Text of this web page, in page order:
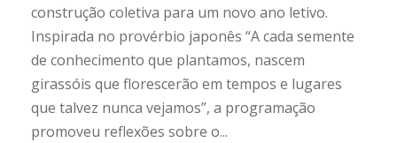
construção coletiva para um novo ano letivo.
Inspirada no provérbio japonês “A cada semente
de conhecimento que plantamos, nascem
girassóis que florescerão em tempos e lugares
que talvez nunca vejamos”, a programação
promoveu reflexões sobre o...